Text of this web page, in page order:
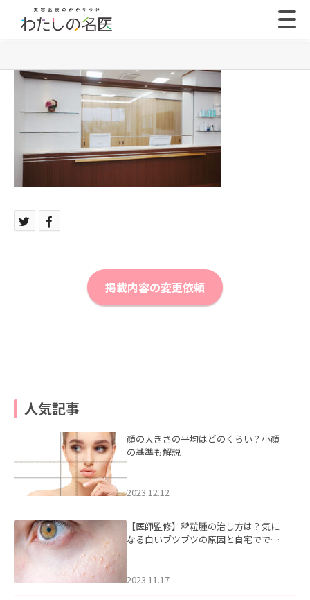
掲載内容の変更依頼
人気記事
顔の大きさの平均はどのくらい？小顔
の基準も解説
2023.12.12
【医師監修】稗粒腫の治し方は？気に
なる白いブツブツの原因と自宅ででき
2023.11.17